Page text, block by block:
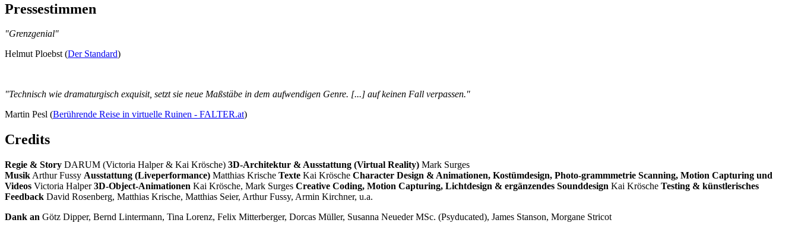
Pressestimmen
"Grenzgenial"
Helmut Ploebst (Der Standard)
"Technisch wie dramaturgisch exquisit, setzt sie neue Maßstäbe in dem aufwendigen Genre. [...] auf keinen Fall verpassen."
Martin Pesl (Berührende Reise in virtuelle Ruinen - FALTER.at)
Credits
Regie & Story DARUM (Victoria Halper & Kai Krösche) 3D-Architektur & Ausstattung (Virtual Reality) Mark Surges
Musik Arthur Fussy Ausstattung (Liveperformance) Matthias Krische Texte Kai Krösche Character Design & Animationen, Kostümdesign, Photo-grammmetrie Scanning, Motion Capturing und
Videos Victoria Halper3D-Object-Animationen Kai Krösche, Mark Surges Creative Coding, Motion Capturing, Lichtdesign & ergänzendes Sounddesign Kai Krösche Testing & künstlerisches
Feedback David Rosenberg, Matthias Krische, Matthias Seier, Arthur Fussy, Armin Kirchner, u.a.
Dank an Götz Dipper, Bernd Lintermann, Tina Lorenz, Felix Mitterberger, Dorcas Müller, Susanna Neueder MSc. (Psyducated), James Stanson, Morgane Stricot